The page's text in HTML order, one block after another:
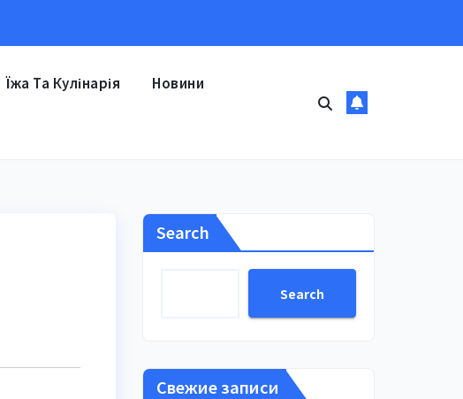
Їжа Та Кулінарія Новини
Search
Search
Свежие записи